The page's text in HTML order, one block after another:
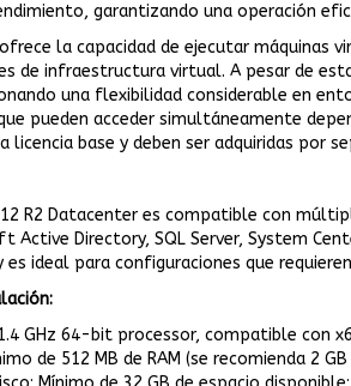
garantizando una operación
la capacidad de ejecutar máquinas
de infraestructura virtual. A pesar de
una flexibilidad considerable en
pueden acceder simultáneamente
licencia base y deben ser adquiridas por
R2 Datacenter es compatible con
Active Directory, SQL Server, System
es ideal para configuraciones que
GHz 64-bit processor, compatible con
de 512 MB de RAM (se recomienda 2